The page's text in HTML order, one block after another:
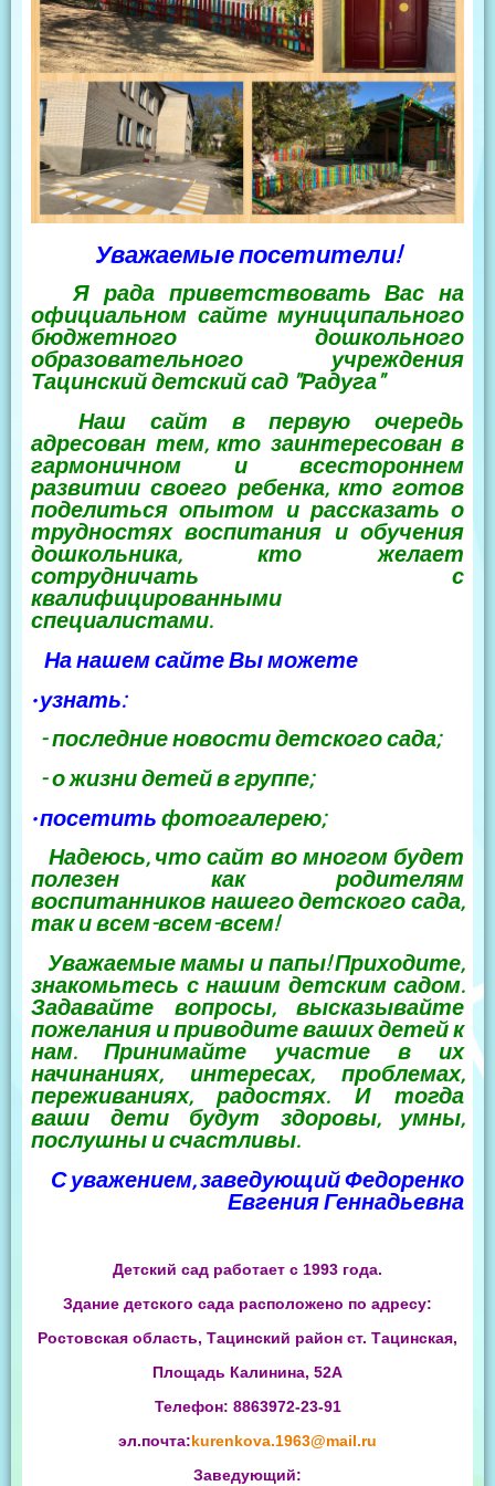
Уважаемые посетители!
Я рада приветствовать Вас на
официальном сайте муниципального
бюджетного дошкольного
образовательного учреждения
Тацинский детский сад "Радуга"
Наш сайт в первую очередь
адресован тем, кто заинтересован в
гармоничном и всестороннем
развитии своего ребенка, кто готов
поделиться опытом и рассказать о
трудностях воспитания и обучения
дошкольника, кто желает
сотрудничать с
квалифицированными
специалистами.
На нашем сайте Вы можете
• узнать:
- последние новости детского сада;
- о жизни детей в группе;
• посетить фотогалерею;
Надеюсь, что сайт во многом будет
полезен как родителям
воспитанников нашего детского сада,
так и всем-всем-всем!
Уважаемые мамы и папы! Приходите,
знакомьтесь с нашим детским садом.
Задавайте вопросы, высказывайте
пожелания и приводите ваших детей к
нам. Принимайте участие в их
начинаниях, интересах, проблемах,
переживаниях, радостях. И тогда
ваши дети будут здоровы, умны,
послушны и счастливы.
С уважением, заведующий Федоренко
Евгения Геннадьевна
Детский сад работает с 1993 года.
Здание детского сада расположено по адресу:
Ростовская область, Тацинский район ст. Тацинская,
Площадь Калинина, 52А
Телефон: 8863972-23-91
эл.почта:kurenkova.1963@mail.ru
Заведующий: